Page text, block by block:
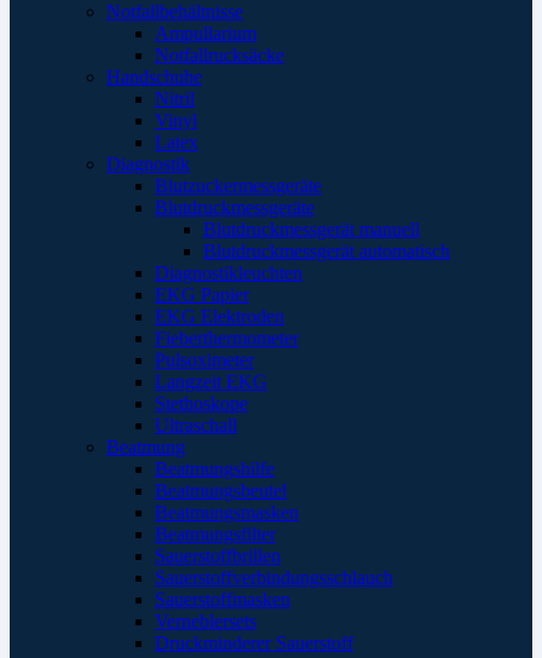
Notfallbehältnisse
Ampullarium
Notfallrucksäcke
Handschuhe
Nitril
Vinyl
Latex
Diagnostik
Blutzuckermessgeräte
Blutdruckmessgeräte
Blutdruckmessgerät manuell
Blutdruckmessgerät automatisch
Diagnostikleuchten
EKG Papier
EKG Elektroden
Fieberthermometer
Pulsoximeter
Langzeit EKG
Stethoskope
Ultraschall
Beatmung
Beatmungshilfe
Beatmungsbeutel
Beatmungsmasken
Beatmungsfilter
Sauerstoffbrillen
Sauerstoffverbindungsschlauch
Sauerstoffmasken
Verneblersets
Druckminderer Sauerstoff